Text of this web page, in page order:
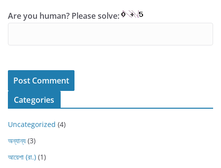
Are you human? Please solve:
Categories
Uncategorized (4)
অন্যান্য (3)
আয়েশা (রা.) (1)